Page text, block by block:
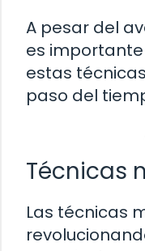
A pesar del
es
estas
paso del
Técnicas
Las técnicas